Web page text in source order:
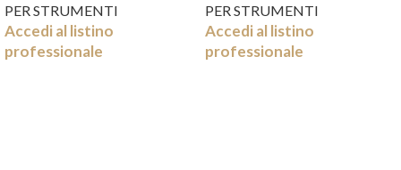
PER STRUMENTI
Accedi al listino
professionale
PER STRUMENTI
Accedi al listino
professionale